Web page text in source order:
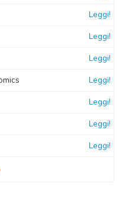
Leggi!
Leggi!
Leggi!
Leggi!
Leggi!
Leggi!
Leggi!